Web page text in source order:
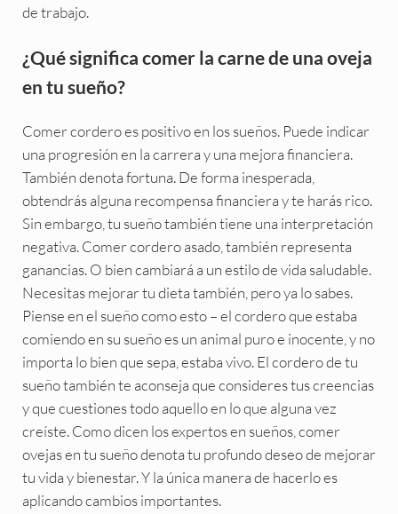
de trabajo.
¿Qué significa comer la carne de una oveja
en tu sueño?
Comer cordero es positivo en los sueños. Puede indicar
una progresión en la carrera y una mejora financiera.
También denota fortuna. De forma inesperada,
obtendrás alguna recompensa financiera y te harás rico.
Sin embargo, tu sueño también tiene una interpretación
negativa. Comer cordero asado, también representa
ganancias. O bien cambiará a un estilo de vida saludable.
Necesitas mejorar tu dieta también, pero ya lo sabes.
Piense en el sueño como esto – el cordero que estaba
comiendo en su sueño es un animal puro e inocente, y no
importa lo bien que sepa, estaba vivo. El cordero de tu
sueño también te aconseja que consideres tus creencias
y que cuestiones todo aquello en lo que alguna vez
creíste. Como dicen los expertos en sueños, comer
ovejas en tu sueño denota tu profundo deseo de mejorar
tu vida y bienestar. Y la única manera de hacerlo es
aplicando cambios importantes.